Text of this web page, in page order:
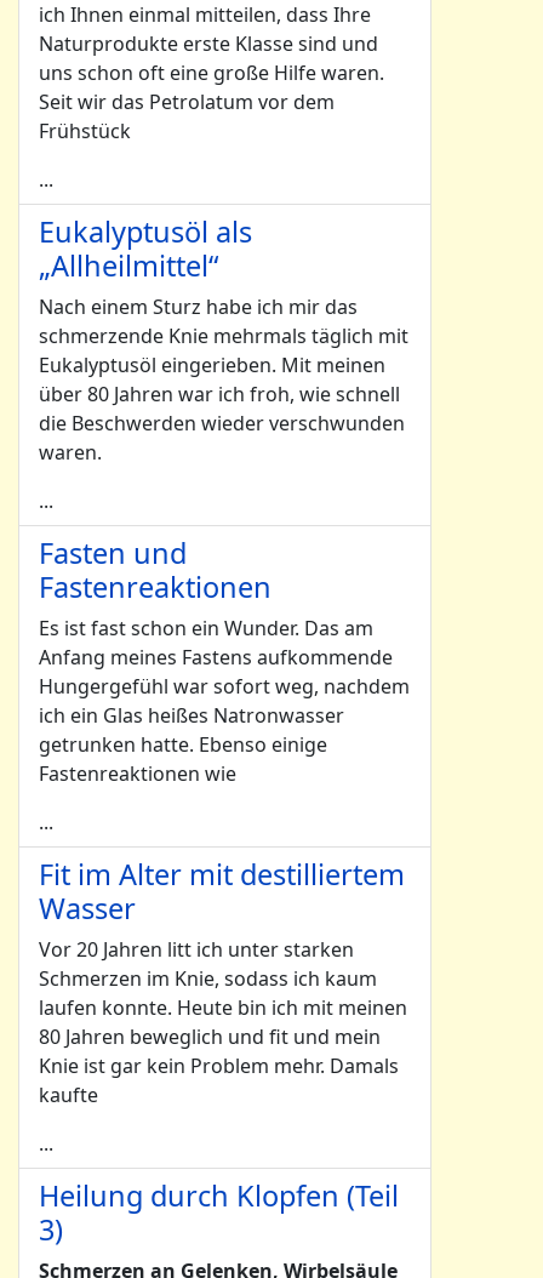
ich Ihnen einmal mitteilen, dass Ihre
Naturprodukte erste Klasse sind und
uns schon oft eine große Hilfe waren.
Seit wir das Petrolatum vor dem
Frühstück
...
Eukalyptusöl als
„Allheilmittel“
Nach einem Sturz habe ich mir das
schmerzende Knie mehrmals täglich mit
Eukalyptusöl eingerieben. Mit meinen
über 80 Jahren war ich froh, wie schnell
die Beschwerden wieder verschwunden
waren.
...
Fasten und
Fastenreaktionen
Es ist fast schon ein Wunder. Das am
Anfang meines Fastens aufkommende
Hungergefühl war sofort weg, nachdem
ich ein Glas heißes Natronwasser
getrunken hatte. Ebenso einige
Fastenreaktionen wie
...
Fit im Alter mit destilliertem
Wasser
Vor 20 Jahren litt ich unter starken
Schmerzen im Knie, sodass ich kaum
laufen konnte. Heute bin ich mit meinen
80 Jahren beweglich und fit und mein
Knie ist gar kein Problem mehr. Damals
kaufte
...
Heilung durch Klopfen (Teil
3)
Schmerzen an Gelenken, Wirbelsäule